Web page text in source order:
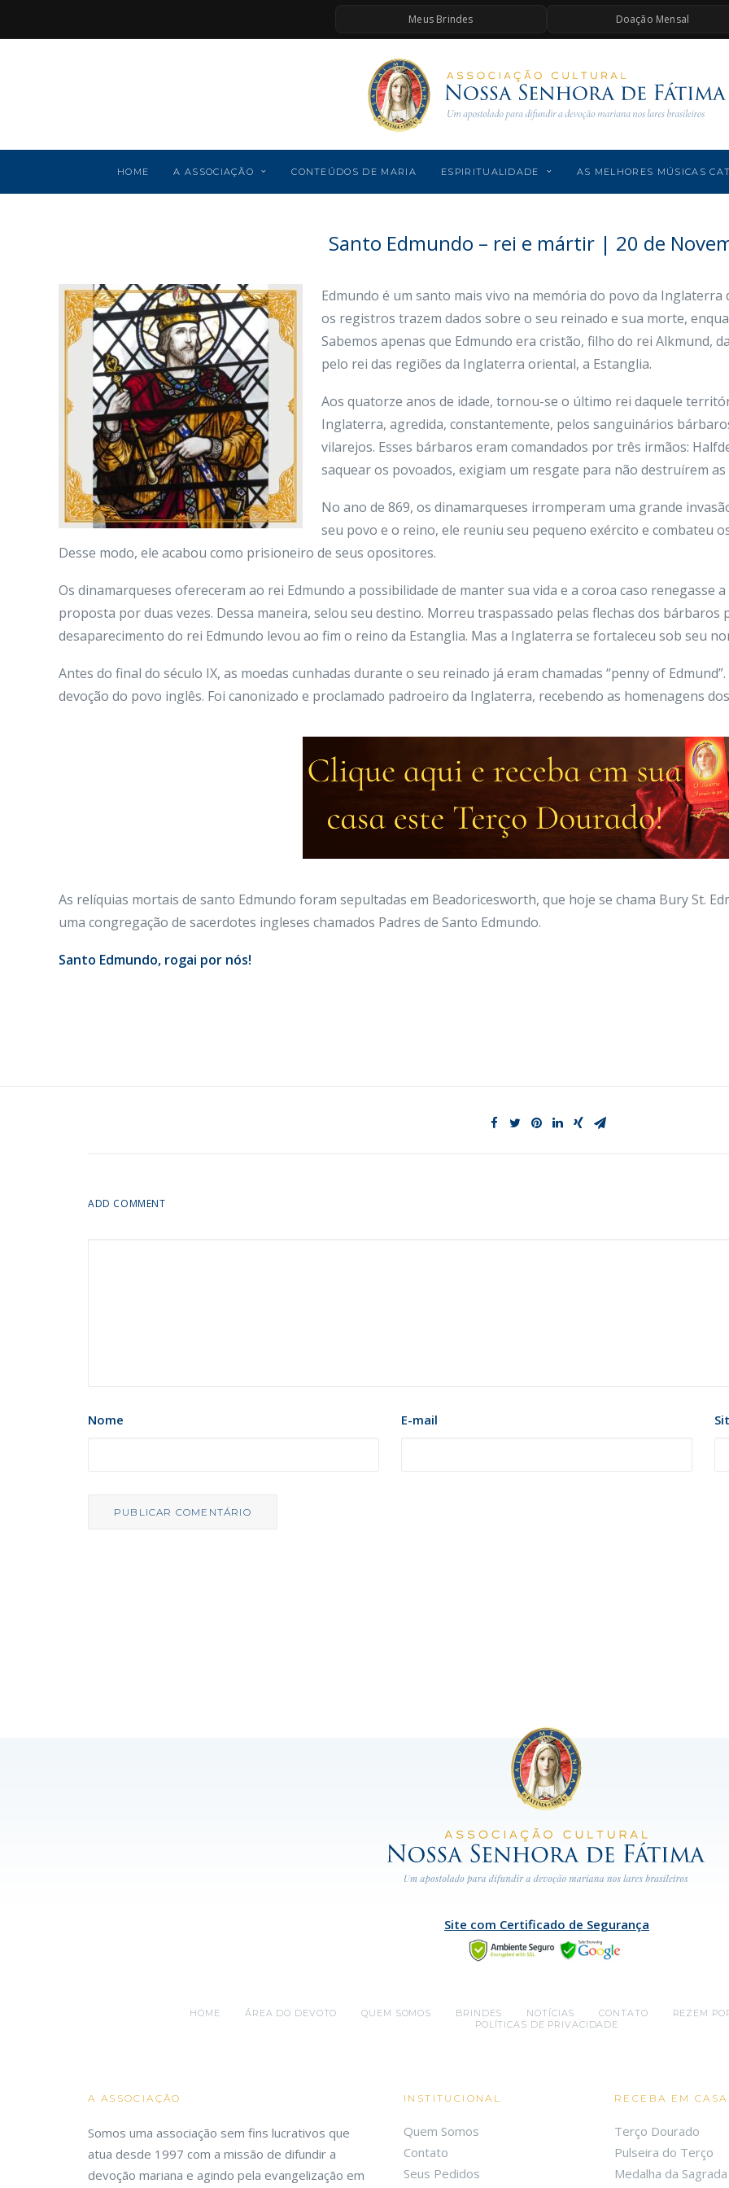
Meus Brindes Doação Mensal
HOME A ASSOCIAÇÃO CONTEÚDOS DE MARIA ESPIRITUALIDADE AS MELHORES MÚSICAS
Santo Edmundo – rei e mártir | 20 de
Edmundo é um santo mais vivo na memória do povo da
os registros trazem dados sobre o seu reinado e sua morte,
Sabemos apenas que Edmundo era cristão, filho do rei Alkmund,
pelo rei das regiões da Inglaterra oriental, a Estanglia.
Aos quatorze anos de idade, tornou-se o último rei daquele
Inglaterra, agredida, constantemente, pelos sanguinários
vilarejos. Esses bárbaros eram comandados por três irmãos:
saquear os povoados, exigiam um resgate para não destruírem as
No ano de 869, os dinamarqueses irromperam uma grande
seu povo e o reino, ele reuniu seu pequeno exército e combateu
Desse modo, ele acabou como prisioneiro de seus opositores.
Os dinamarqueses ofereceram ao rei Edmundo a possibilidade de manter sua vida e a coroa caso renegasse
proposta por duas vezes. Dessa maneira, selou seu destino. Morreu traspassado pelas flechas dos bárbaros
desaparecimento do rei Edmundo levou ao fim o reino da Estanglia. Mas a Inglaterra se fortaleceu sob seu
Antes do final do século IX, as moedas cunhadas durante o seu reinado já eram chamadas “penny of
devoção do povo inglês. Foi canonizado e proclamado padroeiro da Inglaterra, recebendo as homenagens
As relíquias mortais de santo Edmundo foram sepultadas em Beadoricesworth, que hoje se chama Bury St.
uma congregação de sacerdotes ingleses chamados Padres de Santo Edmundo.
Santo Edmundo, rogai por nós!
ADD COMMENT
Nome E-mail
Site com Certificado de Segurança
HOME ÁREA DO DEVOTO QUEM SOMOS BRINDES NOTÍCIAS CONTATO
REZEM
POLÍTICAS DE PRIVACIDADE
A ASSOCIAÇÃO
Somos uma associação sem fins lucrativos que
atua desde 1997 com a missão de difundir a
devoção mariana e agindo pela evangelização em
INSTITUCIONAL
Quem Somos
Contato
Seus Pedidos
RECEBA EM CASA
Terço Dourado
Pulseira do Terço
Medalha da